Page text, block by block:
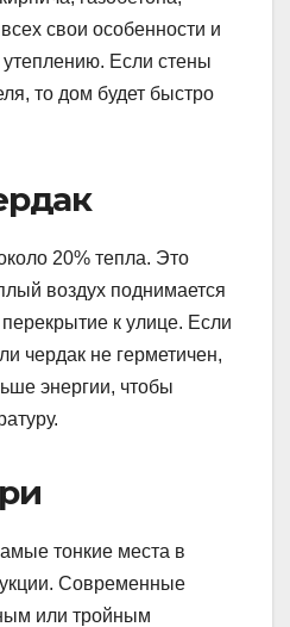
свои особенности и
Если стены
то дом будет быстро
20% тепла. Это
воздух поднимается
к улице. Если
чердак не герметичен,
энергии, чтобы
тонкие места в
Современные
или тройным